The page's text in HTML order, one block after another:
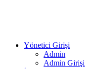
Yönetici Girişi
Admin
Admin Girişi